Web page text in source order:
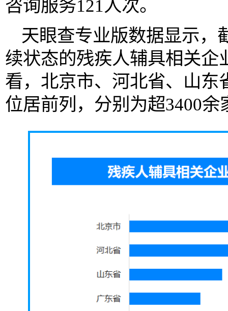
咨询服务121人次。
天眼查专业版数据显示，
续状态的残疾人辅具相关企
看，北京市、河北省、山东
位居前列，分别为超3400余